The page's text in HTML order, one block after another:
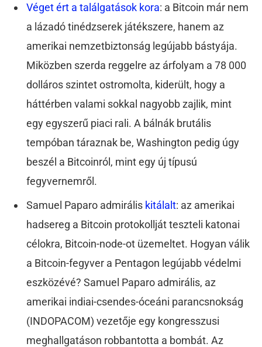
Véget ért a találgatások kora: a Bitcoin már nem
a lázadó tinédzserek játékszere, hanem az
amerikai nemzetbiztonság legújabb bástyája.
Miközben szerda reggelre az árfolyam a 78 000
dolláros szintet ostromolta, kiderült, hogy a
háttérben valami sokkal nagyobb zajlik, mint
egy egyszerű piaci rali. A bálnák brutális
tempóban táraznak be, Washington pedig úgy
beszél a Bitcoinról, mint egy új típusú
fegyvernemről.
Samuel Paparo admirális kitálalt: az amerikai
hadsereg a Bitcoin protokollját teszteli katonai
célokra, Bitcoin-node-ot üzemeltet. Hogyan válik
a Bitcoin-fegyver a Pentagon legújabb védelmi
eszközévé? Samuel Paparo admirális, az
amerikai indiai-csendes-óceáni parancsnokság
(INDOPACOM) vezetője egy kongresszusi
meghallgatáson robbantotta a bombát. Az